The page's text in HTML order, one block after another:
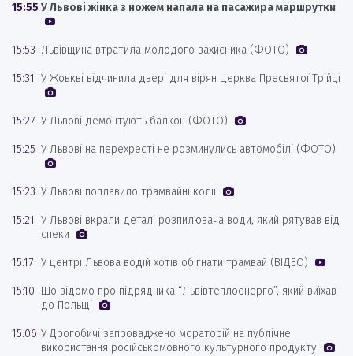
15:55 У Львові жінка з ножем напала на пасажира маршрутки
15:53 Львівщина втратила молодого захисника (ФОТО)
15:31 У Жовкві відчинила двері для вірян Церква Пресвятої Трійці
15:27 У Львові демонтують балкон (ФОТО)
15:25 У Львові на перехресті не розминулись автомобілі (ФОТО)
15:23 У Львові поплавило трамвайні колії
15:21 У Львові вкрали деталі розпилювача води, який рятував від
спеки
15:17 У центрі Львова водій хотів обігнати трамвай (ВІДЕО)
15:10 Що відомо про підрядника “Львівтеплоенерго”, який виїхав
до Польщі
15:06 У Дрогобичі запроваджено мораторій на публічне
використання російськомовного культурного продукту